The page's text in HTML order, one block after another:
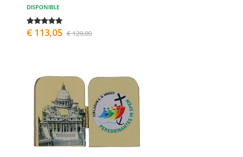
DISPONIBLE
€ 113,05 € 129,00